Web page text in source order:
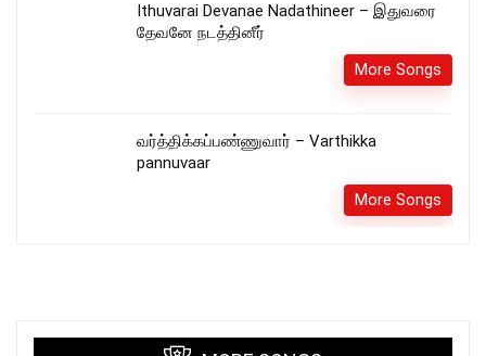
Ithuvarai Devanae Nadathineer – இதுவரை
தேவனே நடத்தினீர்
More Songs
வர்த்திக்கப்பண்ணுவார் – Varthikka
pannuvaar
More Songs